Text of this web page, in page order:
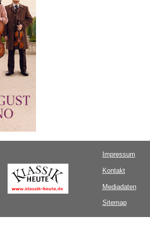
Impressum
Kontakt
Mediadaten
Sitemap